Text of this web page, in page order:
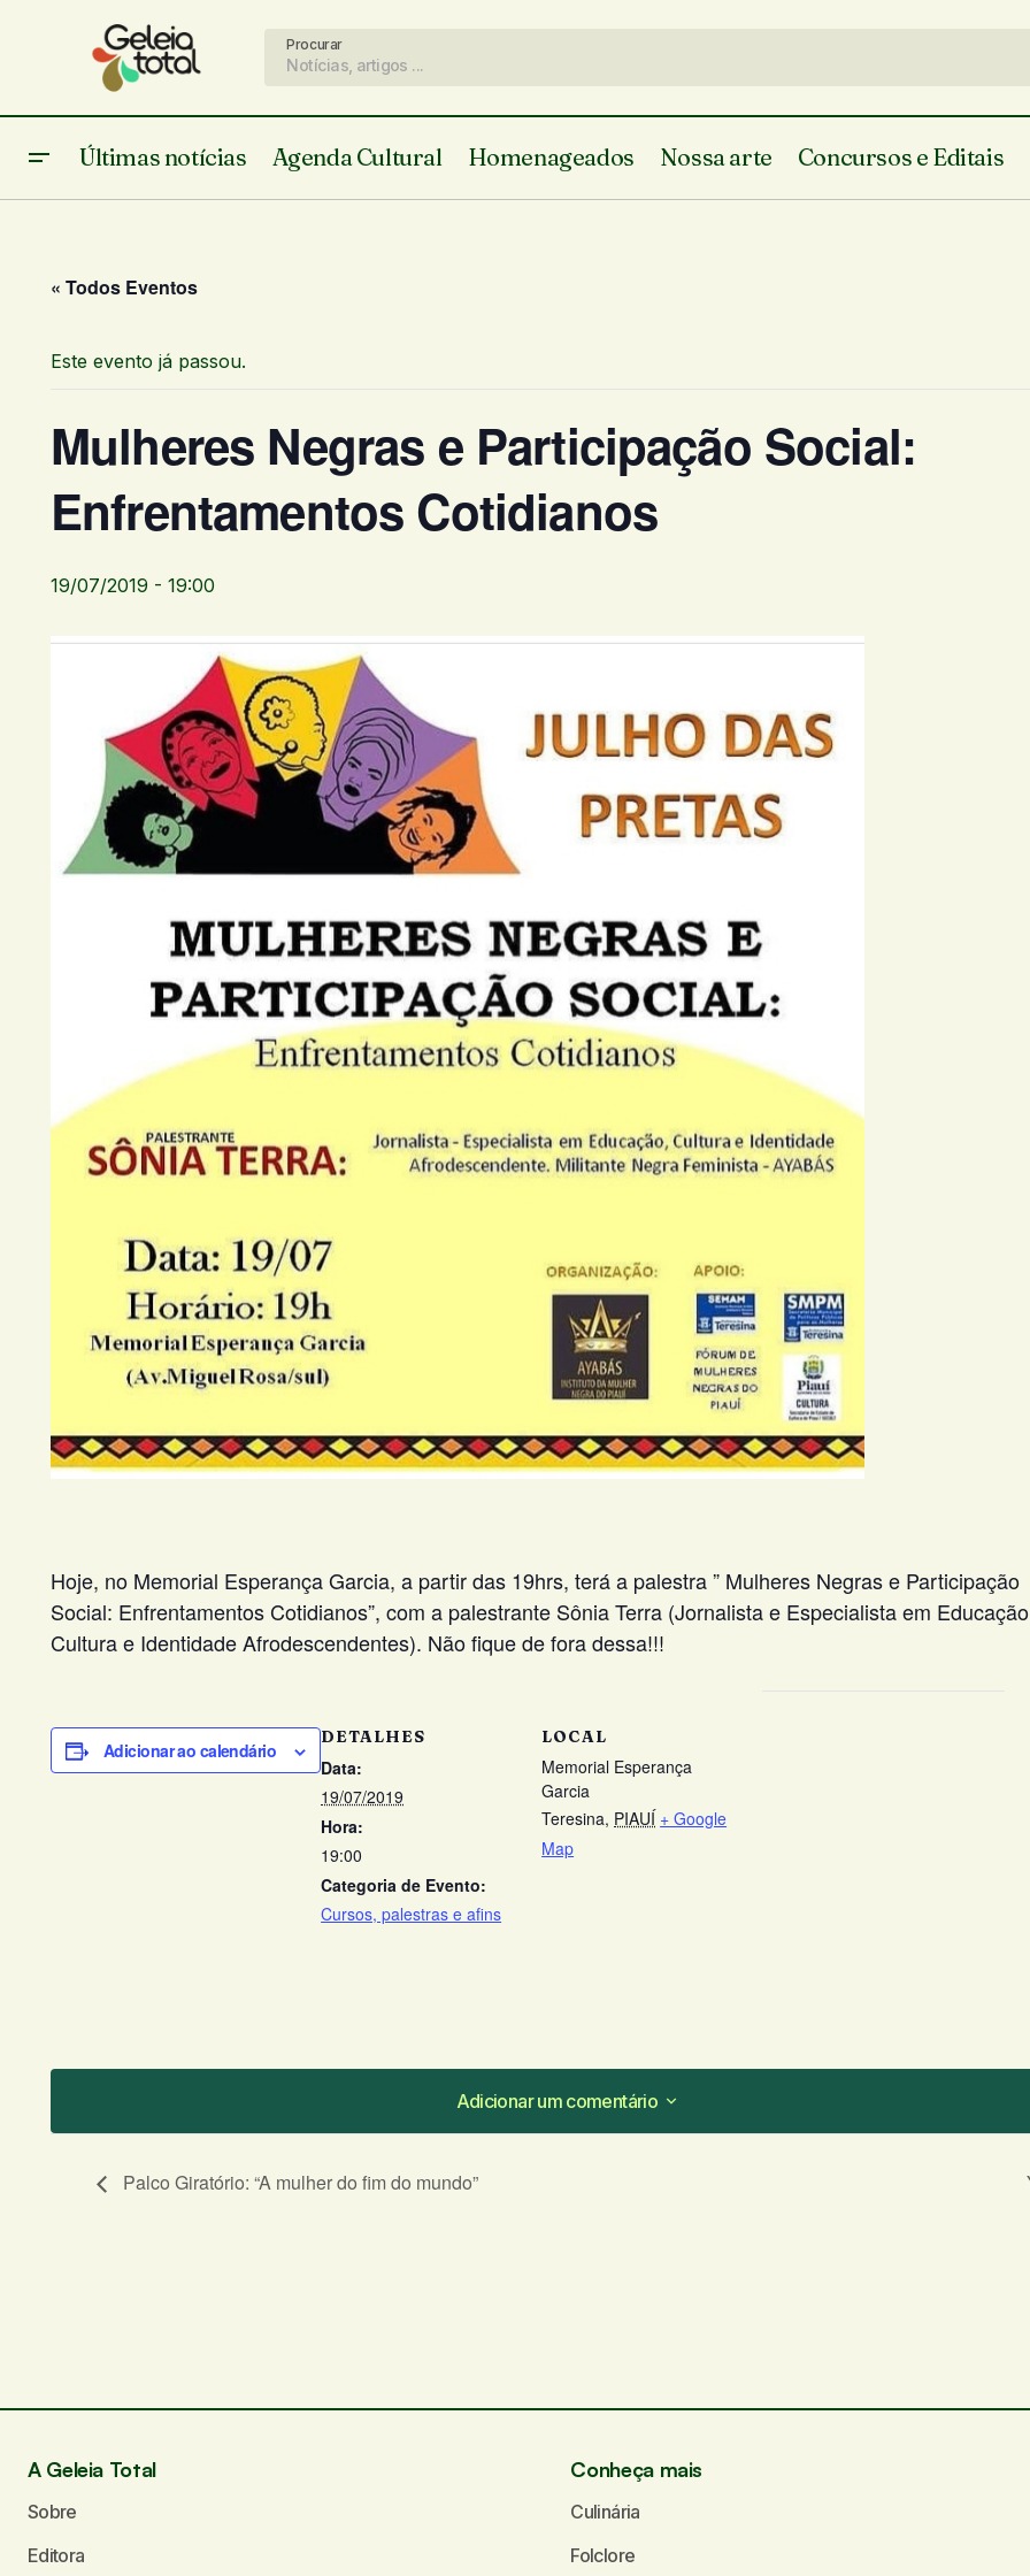
Procurar
Últimas notícias Agenda Cultural Homenageados Nossa arte Concursos e Editais
« Todos Eventos
Este evento já passou.
Mulheres Negras e Participação Social:
Enfrentamentos Cotidianos
19/07/2019 - 19:00
Hoje, no Memorial Esperança Garcia, a partir das 19hrs, terá a palestra ” Mulheres Negras e Participação
Social: Enfrentamentos Cotidianos”, com a palestrante Sônia Terra (Jornalista e Especialista em
Cultura e Identidade Afrodescendentes). Não fique de fora dessa!!!
Adicionar ao calendário
DETALHES
Data:
19/07/2019
Hora:
19:00
Categoria de Evento:
Cursos, palestras e afins
LOCAL
Memorial Esperança
Garcia
Teresina, PIAUÍ + Google
Map
Adicionar um comentário
Adicionar um comentário
Palco Giratório: “A mulher do fim do mundo”
A Geleia Total
Sobre
Editora
Conheça mais
Culinária
Folclore